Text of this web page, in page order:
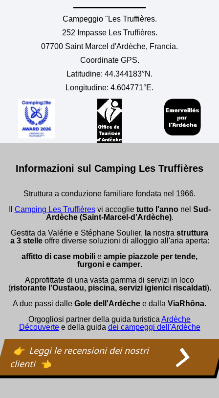
Campeggio "Les Truffières.
252 Impasse Les Truffières.
07700 Saint Marcel d'Ardèche, Francia.
Coordinate GPS.
Latitudine: 44.344183°N.
Longitudine: 4.604771°E.
Informazioni sul Camping Les Truffières
Struttura a conduzione familiare fondata nel 1966.
Camping Les Truffièresvi accoglietutto l'annonel Sud-
Ardèche (Saint-Marcel-d’Ardèche).
Gestita da Valérie e Stéphane Soulier, la nostra struttura
a 3 stelleoffre diverse soluzioni di alloggio all'aria aperta:
affitto di case mobili e ampie piazzole per tende,
furgoni e camper.
Approfittate di una vasta gamma di servizi in loco
(ristorante l'Oustaou, piscina, servizi igienici riscaldati).
A due passi dalle Gole dell'Ardèche e dalla ViaRhôna.
Orgogliosi partner della guida turistica Ardèche
Découvertee della guida dei campeggi dell'Ardèche
Leggi le recensioni dei nostri
clienti